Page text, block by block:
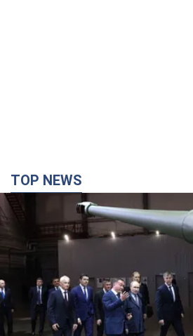
Кремль получил "окно
остался почти без ракет:
Интервью с Мельником
Мнение о том, что у России
ракеты, крайне опасно, подчеркнул
Украина заключила
поставке ракет для